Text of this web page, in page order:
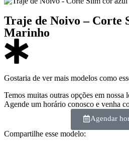
Traje de Noivo – Corte
Marinho
Gostaria de ver mais modelos como
Temos muitas outras opções em nossa
Agende um horário conosco e venha
Agendar
Compartilhe esse modelo: